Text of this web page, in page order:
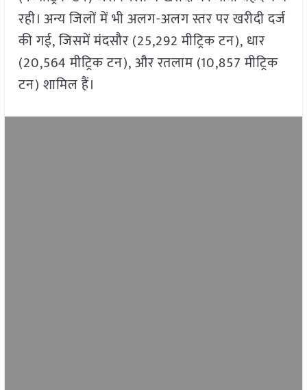
रही। अन्य जिलों में भी अलग-अलग स्तर पर खरीदी दर्ज
की गई, जिसमें मंदसौर (25,292 मीट्रिक टन), धार
(20,564 मीट्रिक टन), और रतलाम (10,857 मीट्रिक
टन) शामिल हैं।